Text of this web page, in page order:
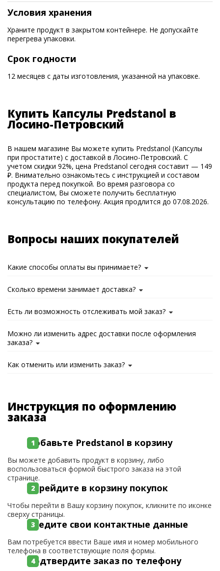
Условия хранения
Храните продукт в закрытом контейнере. Не допускайте
перегрева упаковки.
Срок годности
12 месяцев с даты изготовления, указанной на упаковке.
Купить Капсулы Predstanol в
Лосино-Петровский
В нашем магазине Вы можете купить Predstanol (Капсулы
при простатите) с доставкой в Лосино-Петровский. С
учетом скидки 92%, цена Predstanol сегодня составит — 149
₽. Внимательно ознакомьтесь с инструкцией и составом
продукта перед покупкой. Во время разговора со
специалистом, Вы сможете получить бесплатную
консультацию по телефону. Акция продлится до 07.08.2026.
Вопросы наших покупателей
Какие способы оплаты вы принимаете?
Сколько времени занимает доставка?
Есть ли возможность отслеживать мой заказ?
Можно ли изменить адрес доставки после оформления
заказа?
Как отменить или изменить заказ?
Инструкция по оформлению
заказа
Добавьте Predstanol в корзину
Вы можете добавить продукт в корзину, либо
воспользоваться формой быстрого заказа на этой
странице.
Перейдите в корзину покупок
Чтобы перейти в Вашу корзину покупок, кликните по иконке
сверху страницы.
Введите свои контактные данные
Вам потребуется ввести Ваше имя и номер мобильного
телефона в соответствующие поля формы.
Подтвердите заказ по телефону